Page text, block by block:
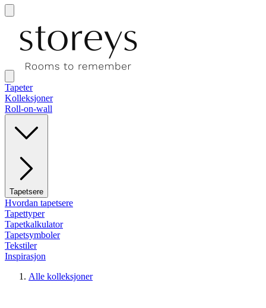
Tapeter
Kolleksjoner
Roll-on-wall
Tapetsere
Hvordan tapetsere
Tapettyper
Tapetkalkulator
Tapetsymboler
Tekstiler
Inspirasjon
Alle kolleksjoner